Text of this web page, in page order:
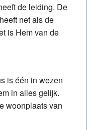
de leiding. De
net als de
is Hem van de
is één in wezen
in alles gelijk.
woonplaats van